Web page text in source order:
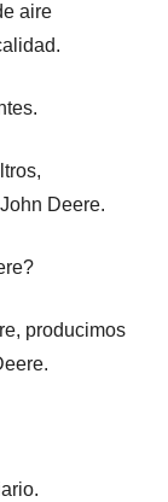
aire
Deere.
producimos